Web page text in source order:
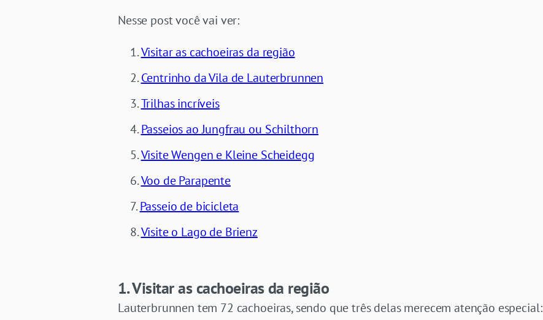
Nesse post você vai ver:
Visitar as cachoeiras da região
Centrinho da Vila de Lauterbrunnen
Trilhas incríveis
Passeios ao Jungfrau ou Schilthorn
Visite Wengen e Kleine Scheidegg
Voo de Parapente
Passeio de bicicleta
Visite o Lago de Brienz
1. Visitar as cachoeiras da região
Lauterbrunnen tem 72 cachoeiras, sendo que três delas merecem atenção especial: